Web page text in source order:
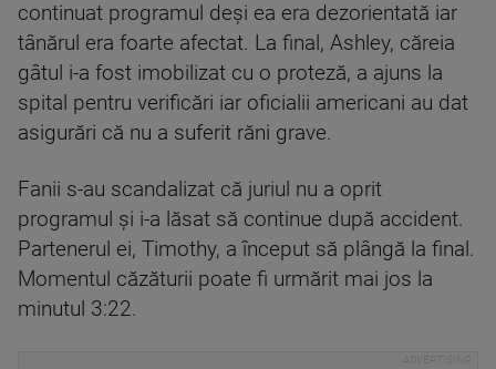
continuat programul deși ea era dezorientată iar
tânărul era foarte afectat. La final, Ashley, căreia
gâtul i-a fost imobilizat cu o proteză, a ajuns la
spital pentru verificări iar oficialii americani au dat
asigurări că nu a suferit răni grave.
Fanii s-au scandalizat că juriul nu a oprit
programul și i-a lăsat să continue după accident.
Partenerul ei, Timothy, a început să plângă la final.
Momentul căzăturii poate fi urmărit mai jos la
minutul 3:22.